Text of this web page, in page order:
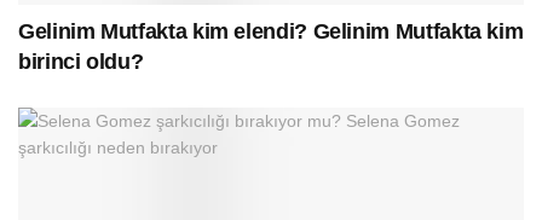
Gelinim Mutfakta kim elendi? Gelinim Mutfakta kim
birinci oldu?